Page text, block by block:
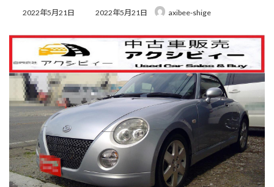
2022年5月21日
最
時
:
2022年5月21日 axibee-shige